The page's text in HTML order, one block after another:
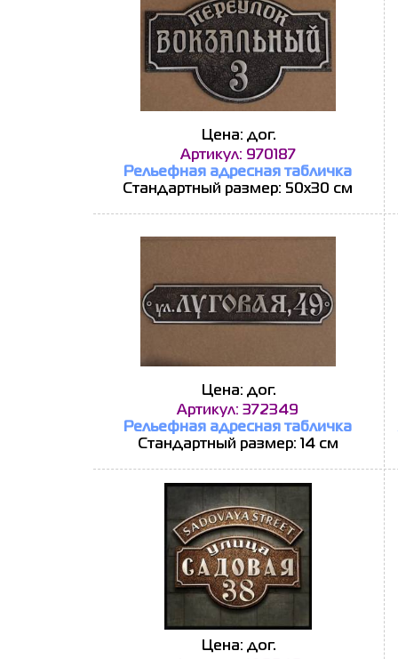
Цена: дог.
Артикул: 970187
Рельефная адресная табличка
Стандартный размер: 50х30 см
Цена: дог.
Артикул: 372349
Рельефная адресная табличка
Стандартный размер: 14 см
Цена: дог.